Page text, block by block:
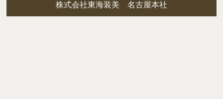
株式会社東海装美 名古屋本社